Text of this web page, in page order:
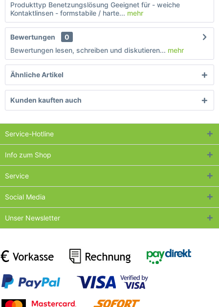
Produkttyp Benetzungslösung Geeignet für - weiche
Kontaktlinsen - formstabile / harte... mehr
Bewertungen
0
Bewertungen lesen, schreiben und diskutieren... mehr
Ähnliche Artikel
Kunden kauften auch
Service-Hotline
Info zum Shop
Service
Social Media
Unser Newsletter